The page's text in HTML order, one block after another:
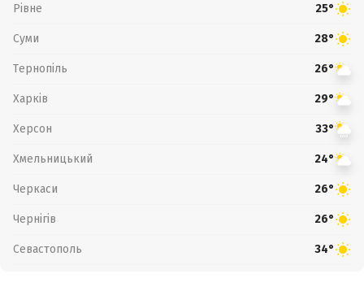
Рівне 25°
Суми 28°
Тернопіль 26°
Харків 29°
Херсон 33°
Хмельницький 24°
Черкаси 26°
Чернігів 26°
Севастополь 34°